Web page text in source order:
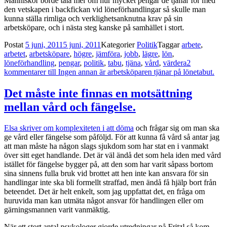
den vetskapen i backfickan vid löneförhandlingar så skulle man
kunna ställa rimliga och verklighetsanknutna krav på sin
arbetsköpare, och i nästa steg kanske på samhället i stort.
Postat 5 juni, 2011 5 juni, 2011KategorierPolitikTaggararbete,
arbetet, arbetsköpare, högre, jämföra, jobb, lägre, lön,
löneförhandling, pengar, politik, tabu, tjäna, vård, värdera2
kommentarertill Ingen annan är arbetsköparen tjänar på lönetabut.
Det måste inte finnas en motsättning
mellan vård och fängelse.
Elsa skriver om komplexiteten i att döma och frågar sig om man ska
ge vård eller fängelse som påföljd. För att kunna få vård så antar jag
att man måste ha någon slags sjukdom som har stat en i vanmakt
över sitt eget handlande. Det är väl ändå det som hela iden med vård
istället för fängelse bygger på, att den som har varit såpass bortom
sina sinnens fulla bruk vid brottet att hen inte kan ansvara för sin
handlingar inte ska bli formellt straffad, men ändå få hjälp bort från
beteendet. Det är helt enkelt, som jag uppfattat det, en fråga om
huruvida man kan utmäta något ansvar för handlingen eller om
gärningsmannen varit vanmäktig.